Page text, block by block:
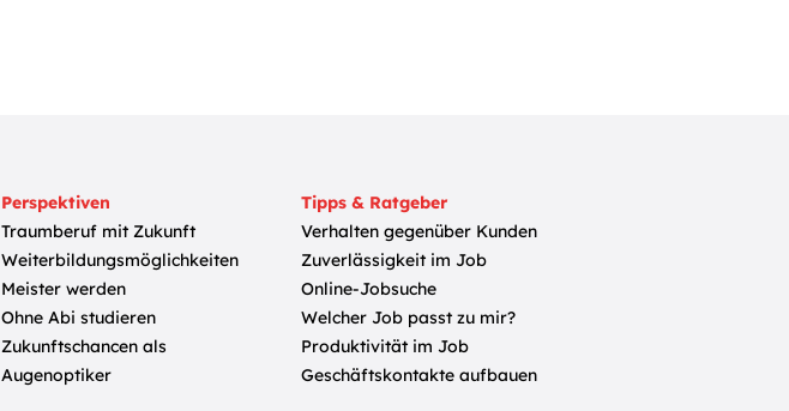
Perspektiven
Traumberuf mit Zukunft
Weiterbildungsmöglichkeiten
Meister werden
Ohne Abi studieren
Zukunftschancen als
Augenoptiker
Tipps & Ratgeber
Verhalten gegenüber Kunden
Zuverlässigkeit im Job
Online-Jobsuche
Welcher Job passt zu mir?
Produktivität im Job
Geschäftskontakte aufbauen